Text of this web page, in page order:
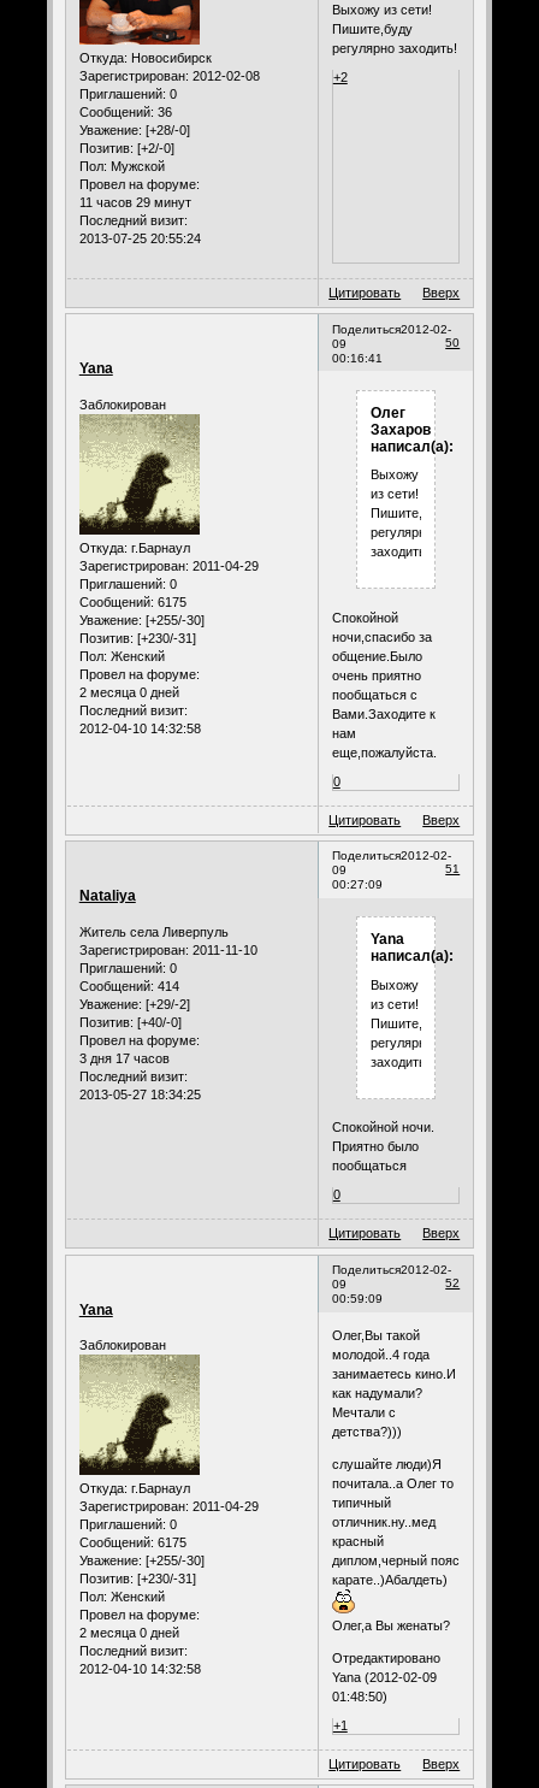
Откуда: Новосибирск
Зарегистрирован: 2012-02-08
Приглашений: 0
Сообщений: 36
Уважение: [+28/-0]
Позитив: [+2/-0]
Пол: Мужской
Провел на форуме:
11 часов 29 минут
Последний визит:
2013-07-25 20:55:24
Выхожу из сети!
Пишите,буду
регулярно заходить!
+2
Цитировать Вверх
Поделиться
50
2012-02-
09
00:16:41
Yana
Заблокирован
Откуда: г.Барнаул
Зарегистрирован: 2011-04-29
Приглашений: 0
Сообщений: 6175
Уважение: [+255/-30]
Позитив: [+230/-31]
Пол: Женский
Провел на форуме:
2 месяца 0 дней
Последний визит:
2012-04-10 14:32:58
Олег
Захаров
написал(а):
Выхожу
из сети!
Пишите,буду
регулярно
заходить!
Спокойной
ночи,спасибо за
общение.Было
очень приятно
пообщаться с
Вами.Заходите к
нам
еще,пожалуйста.
0
Цитировать Вверх
Поделиться
51
2012-02-
09
00:27:09
Nataliya
Житель села Ливерпуль
Зарегистрирован: 2011-11-10
Приглашений: 0
Сообщений: 414
Уважение: [+29/-2]
Позитив: [+40/-0]
Провел на форуме:
3 дня 17 часов
Последний визит:
2013-05-27 18:34:25
Yana
написал(а):
Выхожу
из сети!
Пишите,буду
регулярно
заходить!
Спокойной ночи.
Приятно было
пообщаться
0
Цитировать Вверх
Поделиться
52
2012-02-
09
00:59:09
Yana
Заблокирован
Откуда: г.Барнаул
Зарегистрирован: 2011-04-29
Приглашений: 0
Сообщений: 6175
Уважение: [+255/-30]
Позитив: [+230/-31]
Пол: Женский
Провел на форуме:
2 месяца 0 дней
Последний визит:
2012-04-10 14:32:58
Олег,Вы такой
молодой..4 года
занимаетесь кино.И
как надумали?
Мечтали с
детства?)))
слушайте люди)Я
почитала..а Олег то
типичный
отличник.ну..мед
красный
диплом,черный пояс
карате..)Абалдеть)
Олег,а Вы женаты?
Отредактировано
Yana (2012-02-09
01:48:50)
+1
Цитировать Вверх